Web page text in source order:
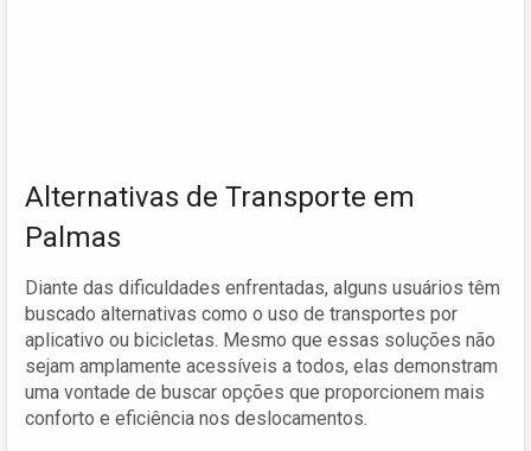
Alternativas de Transporte em
Palmas
Diante das dificuldades enfrentadas, alguns usuários têm
buscado alternativas como o uso de transportes por
aplicativo ou bicicletas. Mesmo que essas soluções não
sejam amplamente acessíveis a todos, elas demonstram
uma vontade de buscar opções que proporcionem mais
conforto e eficiência nos deslocamentos.